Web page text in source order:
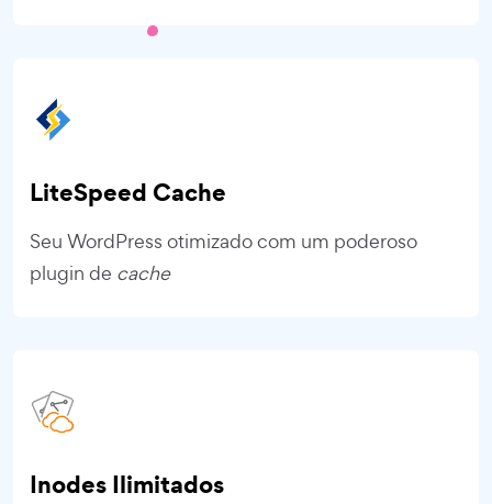
LiteSpeed Cache
Seu WordPress otimizado com um poderoso
plugin de cache
Inodes Ilimitados